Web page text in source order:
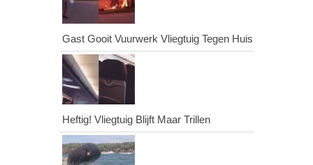
Gast Gooit Vuurwerk Vliegtuig Tegen Huis
Heftig! Vliegtuig Blijft Maar Trillen